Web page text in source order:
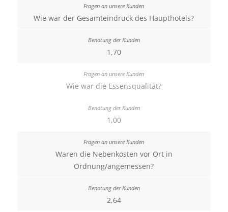
Wie war der Gesamteindruck des Haupthotels?
1,70
Wie war die Essensqualität?
1,00
Waren die Nebenkosten vor Ort in
Ordnung/angemessen?
2,64